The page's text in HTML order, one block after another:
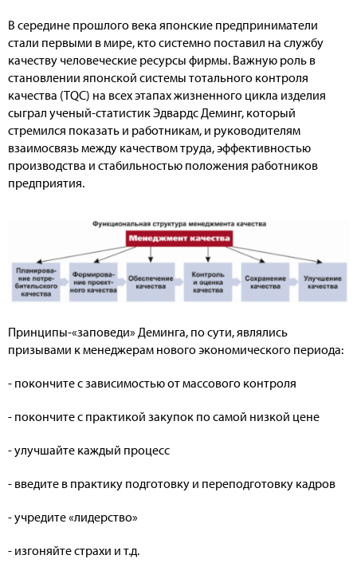
В середине прошлого века японские предприниматели
стали первыми в мире, кто системно поставил на службу
качеству человеческие ресурсы фирмы. Важную роль в
становлении японской системы тотального контроля
качества (TQC) на всех этапах жизненного цикла изделия
сыграл ученый-статистик Эдвардс Деминг, который
стремился показать и работникам, и руководителям
взаимосвязь между качеством труда, эффективностью
производства и стабильностью положения работников
предприятия.
Принципы-«заповеди» Деминга, по сути, являлись
призывами к менеджерам нового экономического периода:
- покончите с зависимостью от массового контроля
- покончите с практикой закупок по самой низкой цене
- улучшайте каждый процесс
- введите в практику подготовку и переподготовку кадров
- учредите «лидерство»
- изгоняйте страхи и т.д.